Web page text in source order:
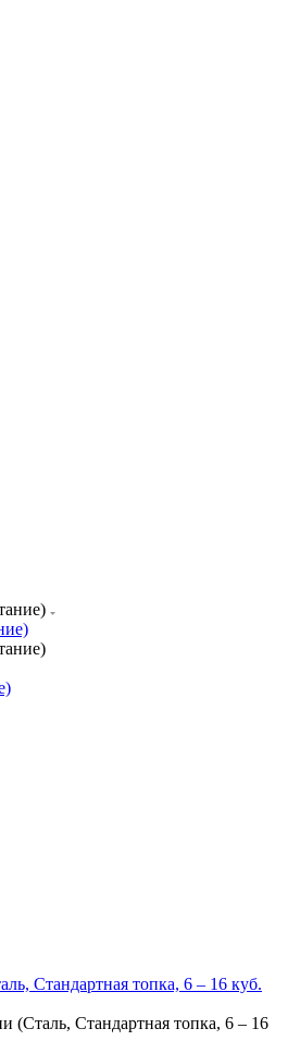
Стандартная топка, 6 – 16 куб.
(Сталь, Стандартная топка, 6 – 16